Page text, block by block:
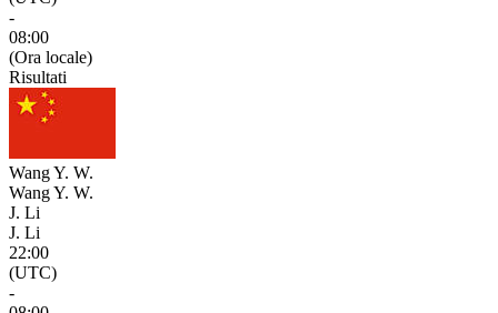
-
08:00
(Ora locale)
Risultati
Wang Y. W.
Wang Y. W.
J. Li
J. Li
22:00
(UTC)
-